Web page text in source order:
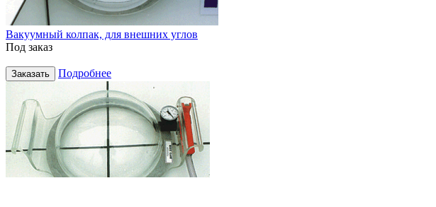
Вакуумный колпак, для внешних углов
Под заказ
Заказать Подробнее